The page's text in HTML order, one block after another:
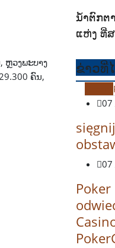
ຫຼວງພະບາງ
ຄົນ,
ນໍ້າຕົກຕ
ແຫ່ງ ທີ່
ຂ່າວທີ່
07
07
Poker